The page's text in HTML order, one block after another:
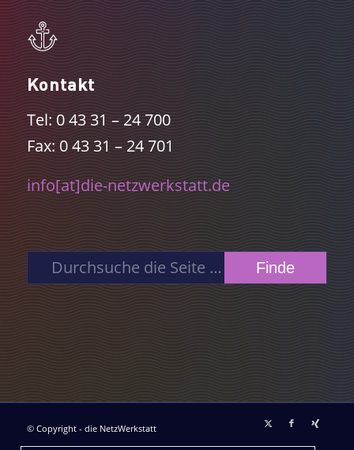
Kontakt
Tel: 0 43 31 – 24 700
Fax: 0 43 31 – 24 701
info[at]die-netzwerkstatt.de
© Copyright - die NetzWerkstatt